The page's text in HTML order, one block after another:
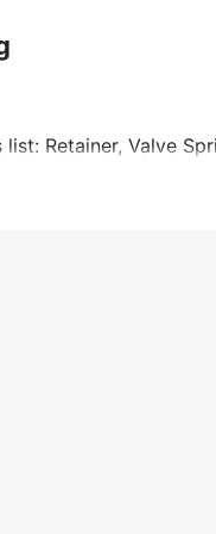
Retainer, Valve